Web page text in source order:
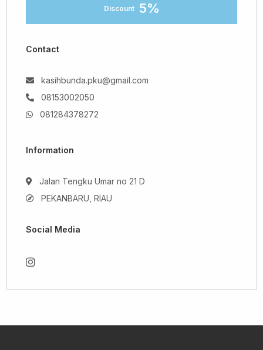
Discount 5%
Contact
kasihbunda.pku@gmail.com
08153002050
081284378272
Information
Jalan Tengku Umar no 21 D
PEKANBARU, RIAU
Social Media